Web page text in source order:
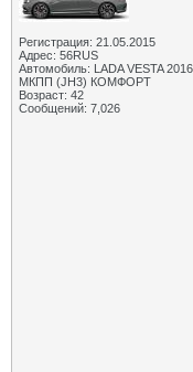
Регистрация: 21.05.2015
Адрес: 56RUS
Автомобиль: LADA VESTA
МКПП (JH3) КОМФОРТ
Возраст: 42
Сообщений: 7,026